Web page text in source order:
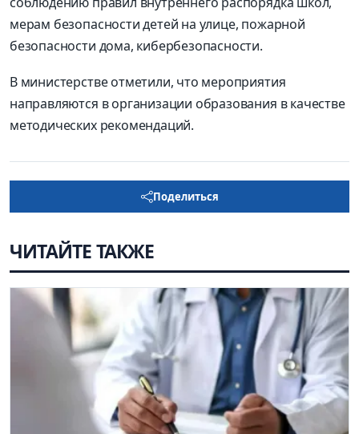
мерам безопасности детей на улице, пожарной
безопасности дома, кибербезопасности.
В министерстве отметили, что мероприятия
направляются в организации образования в качестве
методических рекомендаций.
Поделиться
ЧИТАЙТЕ ТАКЖЕ